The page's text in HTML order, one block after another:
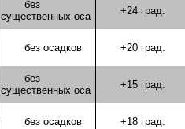
без
существенных оса
+24 град.
без осадков +20 град.
без
существенных оса
+15 град.
без осадков +18 град.